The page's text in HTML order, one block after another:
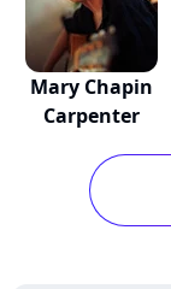
Mary Chapin
Carpenter